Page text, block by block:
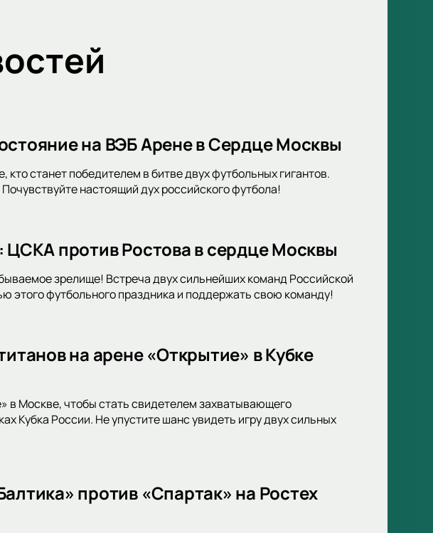
на ВЭБ Арене в Сердце Москвы
станет победителем в битве двух футбольных гигантов.
настоящий дух российского футбола!
против Ростова в сердце Москвы
зрелище! Встреча двух сильнейших команд Российской
этого футбольного праздника и поддержать свою команду!
на арене «Открытие» в Кубке
в Москве, чтобы стать свидетелем захватывающего
Кубка России. Не упустите шанс увидеть игру двух сильных
против «Спартак» на Ростех